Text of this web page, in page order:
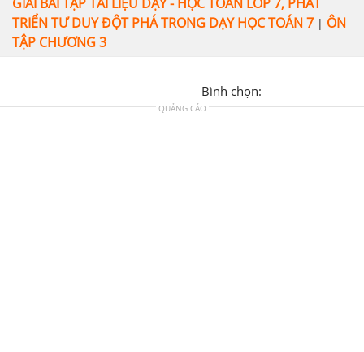
TRIỂN TƯ DUY ĐỘT PHÁ TRONG DẠY HỌC TOÁN 7 | ÔN
TẬP CHƯƠNG 3
Bình chọn:
QUẢNG CÁO